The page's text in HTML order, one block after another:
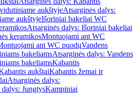
aukštyjeAtsarginės dalys:
aukštyjeIšoriniai bakeliai WC
Atsarginės dalys: Išoriniai bakeliai
keramikosMontuojami ant WC
ant WC puodųVandens
bakeliamsAtsarginės dalys: Vandens
bakeliamsKabantis
aukštaiKabantis žemai ir
Atsarginės dalys:
JungtysKampiniai